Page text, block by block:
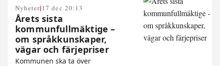
Nyheter| 17 dec 20:13
Årets sista
kommunfullmäktige –
om språkkunskaper,
vägar och färjepriser
Kommunen ska ta över